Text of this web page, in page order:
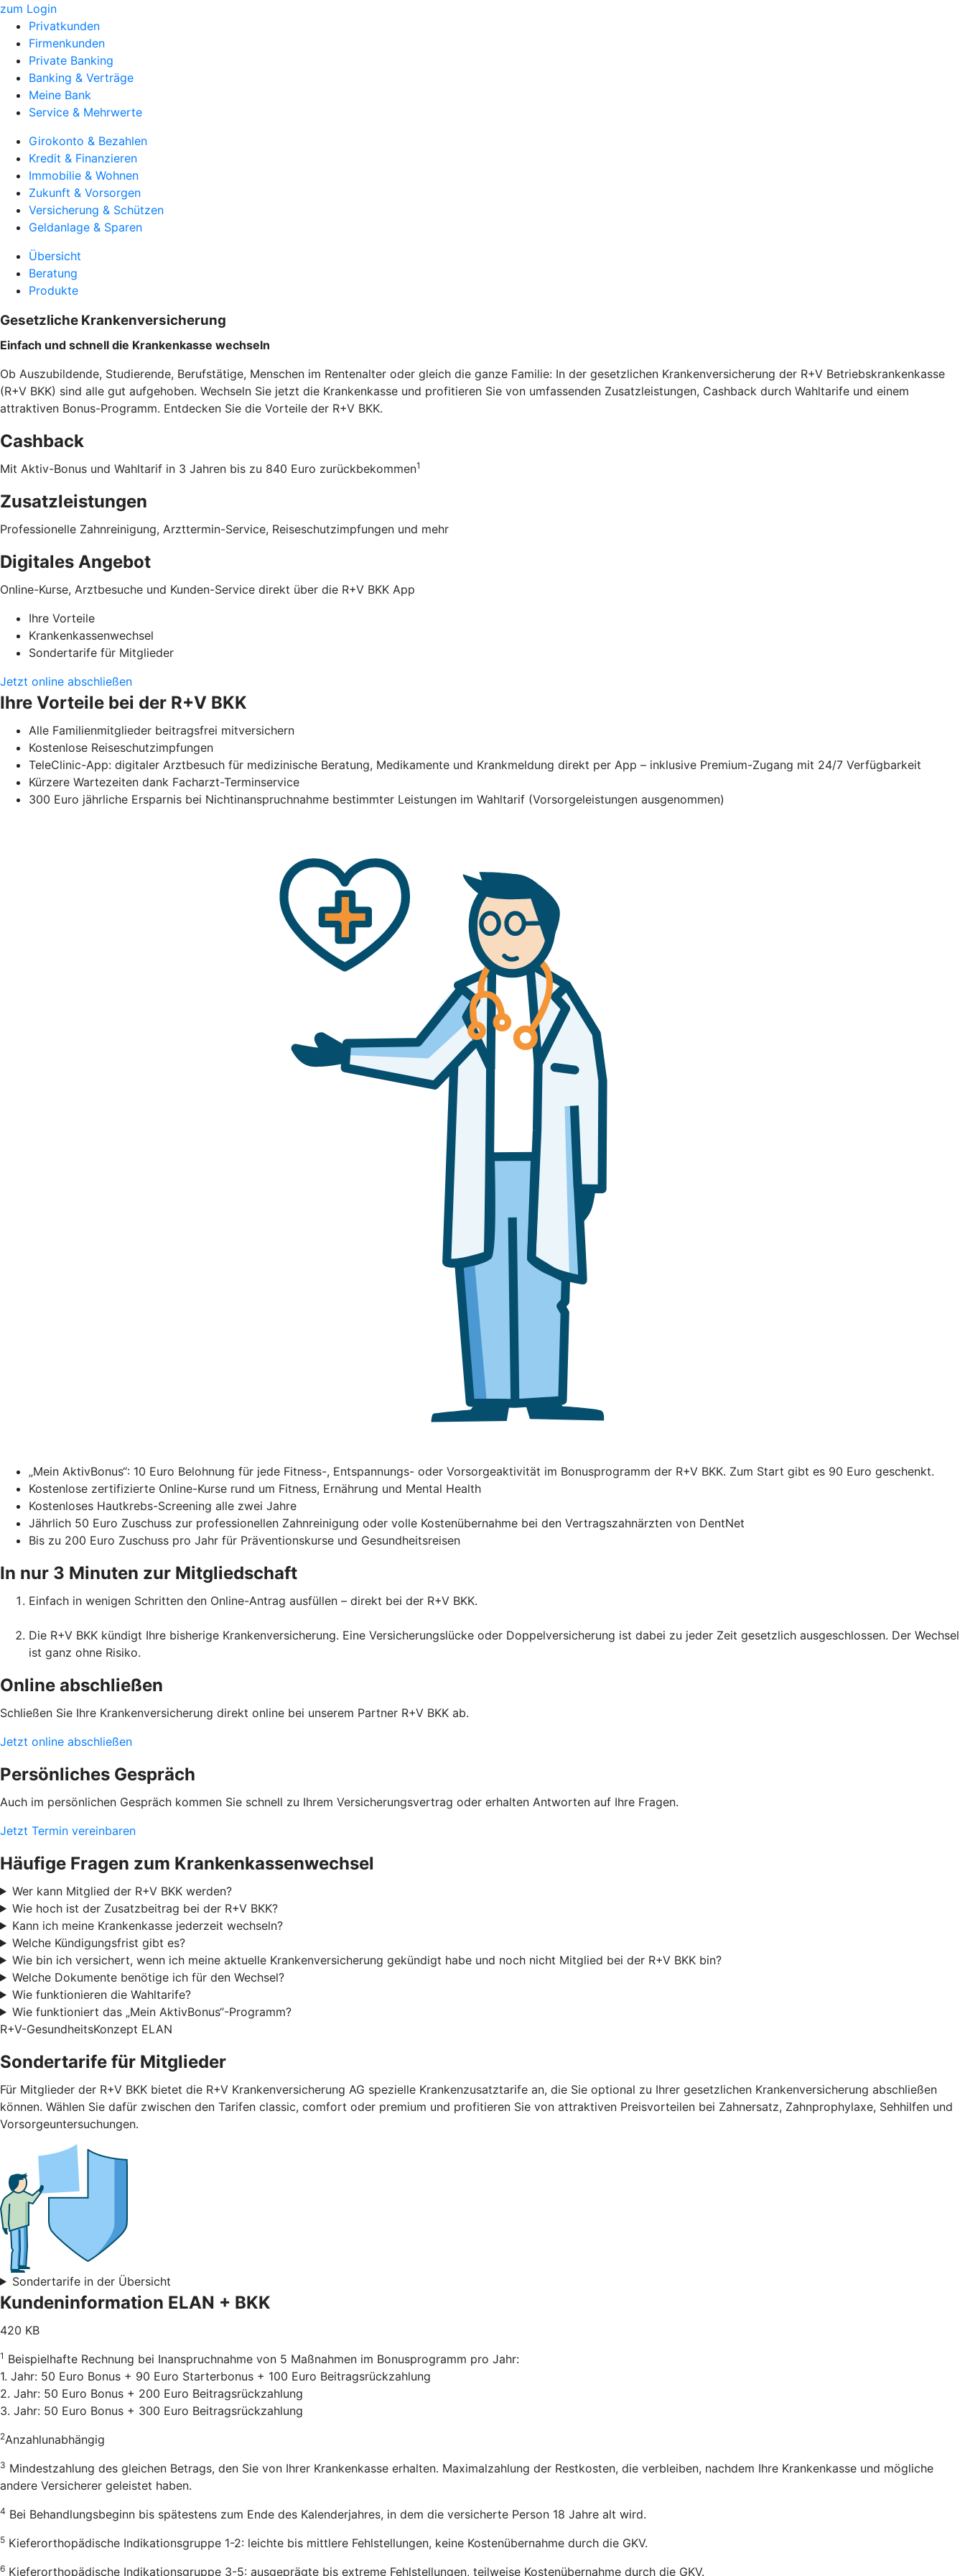
zum Login
Privatkunden
Firmenkunden
Private Banking
Banking & Verträge
Meine Bank
Service & Mehrwerte
Girokonto & Bezahlen
Kredit & Finanzieren
Immobilie & Wohnen
Zukunft & Vorsorgen
Versicherung & Schützen
Geldanlage & Sparen
Übersicht
Beratung
Produkte
Gesetzliche Krankenversicherung
Einfach und schnell die Krankenkasse wechseln
Ob Auszubildende, Studierende, Berufstätige, Menschen im Rentenalter oder gleich die ganze Familie: In der gesetzlichen Krankenversicherung der R+V Betriebskrankenkasse
(R+V BKK) sind alle gut aufgehoben. Wechseln Sie jetzt die Krankenkasse und profitieren Sie von umfassenden Zusatzleistungen, Cashback durch Wahltarife und einem
attraktiven Bonus-Programm. Entdecken Sie die Vorteile der R+V BKK.
Cashback
Mit Aktiv-Bonus und Wahltarif in 3 Jahren bis zu 840 Euro zurückbekommen1
Zusatzleistungen
Professionelle Zahnreinigung, Arzttermin-Service, Reiseschutzimpfungen und mehr
Digitales Angebot
Online-Kurse, Arztbesuche und Kunden-Service direkt über die R+V BKK App
Ihre Vorteile
Krankenkassenwechsel
Sondertarife für Mitglieder
Jetzt online abschließen
Ihre Vorteile bei der R+V BKK
Alle Familienmitglieder beitragsfrei mitversichern
Kostenlose Reiseschutzimpfungen
TeleClinic-App: digitaler Arztbesuch für medizinische Beratung, Medikamente und Krankmeldung direkt per App – inklusive Premium-Zugang mit 24/7 Verfügbarkeit
Kürzere Wartezeiten dank Facharzt-Terminservice
300 Euro jährliche Ersparnis bei Nichtinanspruchnahme bestimmter Leistungen im Wahltarif (Vorsorgeleistungen ausgenommen)
„Mein AktivBonus“: 10 Euro Belohnung für jede Fitness-, Entspannungs- oder Vorsorgeaktivität im Bonusprogramm der R+V BKK. Zum Start gibt es 90 Euro geschenkt.
Kostenlose zertifizierte Online-Kurse rund um Fitness, Ernährung und Mental Health
Kostenloses Hautkrebs-Screening alle zwei Jahre
Jährlich 50 Euro Zuschuss zur professionellen Zahnreinigung oder volle Kostenübernahme bei den Vertragszahnärzten von DentNet
Bis zu 200 Euro Zuschuss pro Jahr für Präventionskurse und Gesundheitsreisen
In nur 3 Minuten zur Mitgliedschaft
Einfach in wenigen Schritten den Online-Antrag ausfüllen – direkt bei der R+V BKK.
Die R+V BKK kündigt Ihre bisherige Krankenversicherung. Eine Versicherungslücke oder Doppelversicherung ist dabei zu jeder Zeit gesetzlich ausgeschlossen. Der Wechsel
ist ganz ohne Risiko.
Online abschließen
Schließen Sie Ihre Krankenversicherung direkt online bei unserem Partner R+V BKK ab.
Jetzt online abschließen
Persönliches Gespräch
Auch im persönlichen Gespräch kommen Sie schnell zu Ihrem Versicherungsvertrag oder erhalten Antworten auf Ihre Fragen.
Jetzt Termin vereinbaren
Häufige Fragen zum Krankenkassenwechsel
Wer kann Mitglied der R+V BKK werden?
Wie hoch ist der Zusatzbeitrag bei der R+V BKK?
Kann ich meine Krankenkasse jederzeit wechseln?
Welche Kündigungsfrist gibt es?
Wie bin ich versichert, wenn ich meine aktuelle Krankenversicherung gekündigt habe und noch nicht Mitglied bei der R+V BKK bin?
Welche Dokumente benötige ich für den Wechsel?
Wie funktionieren die Wahltarife?
Wie funktioniert das „Mein AktivBonus“-Programm?
R+V-GesundheitsKonzept ELAN
Sondertarife für Mitglieder
Für Mitglieder der R+V BKK bietet die R+V Krankenversicherung AG spezielle Krankenzusatztarife an, die Sie optional zu Ihrer gesetzlichen Krankenversicherung abschließen
können. Wählen Sie dafür zwischen den Tarifen classic, comfort oder premium und profitieren Sie von attraktiven Preisvorteilen bei Zahnersatz, Zahnprophylaxe, Sehhilfen und
Vorsorgeuntersuchungen.
Sondertarife in der Übersicht
Kundeninformation ELAN + BKK
420 KB
1 Beispielhafte Rechnung bei Inanspruchnahme von 5 Maßnahmen im Bonusprogramm pro Jahr:
1. Jahr: 50 Euro Bonus + 90 Euro Starterbonus + 100 Euro Beitragsrückzahlung
2. Jahr: 50 Euro Bonus + 200 Euro Beitragsrückzahlung
3. Jahr: 50 Euro Bonus + 300 Euro Beitragsrückzahlung
2Anzahlunabhängig
3 Mindestzahlung des gleichen Betrags, den Sie von Ihrer Krankenkasse erhalten. Maximalzahlung der Restkosten, die verbleiben, nachdem Ihre Krankenkasse und mögliche
andere Versicherer geleistet haben.
4 Bei Behandlungsbeginn bis spätestens zum Ende des Kalenderjahres, in dem die versicherte Person 18 Jahre alt wird.
5 Kieferorthopädische Indikationsgruppe 1-2: leichte bis mittlere Fehlstellungen, keine Kostenübernahme durch die GKV.
6 Kieferorthopädische Indikationsgruppe 3-5: ausgeprägte bis extreme Fehlstellungen, teilweise Kostenübernahme durch die GKV.